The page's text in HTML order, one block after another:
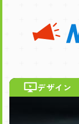
デザイン